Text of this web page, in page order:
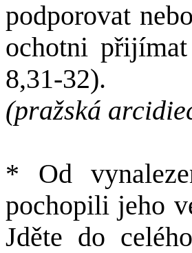
podporovat
ochotni
8,31-32).
(pražská
* Od
pochopili jeho
Jděte do